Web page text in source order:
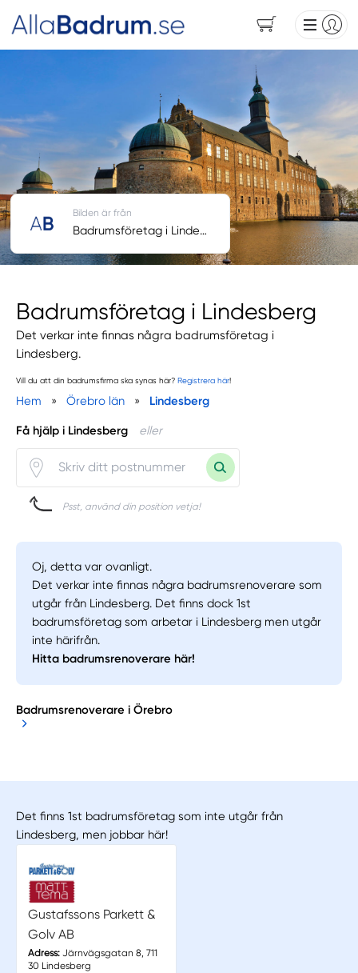
Badrumsföretag i Lindesberg
Det verkar inte finnas några badrumsföretag i
Lindesberg.
Vill du att din badrumsfirma ska synas här?Registrera här!
Hem » Örebro län » Lindesberg
Få hjälp i Lindesberg eller
Psst, använd din position vetja!
Bilden är från
Badrumsföretag i Lindesberg
Oj, detta var ovanligt.
Det verkar inte finnas några badrumsrenoverare som
utgår från Lindesberg. Det finns dock 1st
badrumsföretag som arbetar i Lindesberg men utgår
inte härifrån.
Hitta badrumsrenoverare här!
Badrumsrenoverare i Örebro
Det finns 1st badrumsföretag som inte utgår från
Lindesberg, men jobbar här!
Gustafssons Parkett &
Golv AB
Adress:Järnvägsgatan 8, 711
30 Lindesberg